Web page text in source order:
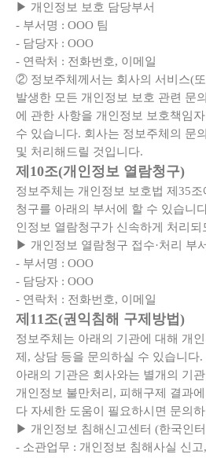
▶ 개인정보 보호 담당부서
- 부서명 : OOO 팀
- 담당자 : OOO
- 연락처 : 전화번호, 이메일
② 정보주체께서는 회사의 서비스(
발생한 모든 개인정보 보호 관련 문
에 관한 사항을 개인정보 보호책임
수 있습니다. 회사는 정보주체의 문
및 처리해드릴 것입니다.
제10조(개인정보 열람청구)
정보주체는 개인정보 보호법 제35
청구를 아래의 부서에 할 수 있습니
인정보 열람청구가 신속하게 처리
▶ 개인정보 열람청구 접수·처리 부서
- 부서명 : OOO
- 담당자 : OOO
- 연락처 : 전화번호, 이메일
제11조(권익침해 구제방법)
정보주체는 아래의 기관에 대해 개
제, 상담 등을 문의하실 수 있습니다.
아래의 기관은 회사와는 별개의 기
개인정보 불만처리, 피해구제 결과
다 자세한 도움이 필요하시면 문의
▶ 개인정보 침해신고센터 (한국인
- 소관업무 : 개인정보 침해사실 신고